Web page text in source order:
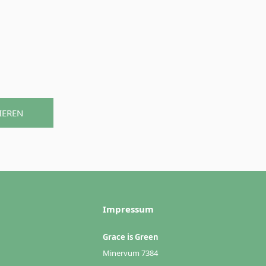
Impressum
Grace is Green
Minervum 7384